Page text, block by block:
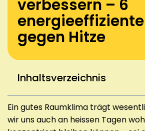
verbessern – 6
gegen Hitze
Inhaltsverzeichnis
Ein gutes Raumklima trägt
wir uns auch an heissen Tagen